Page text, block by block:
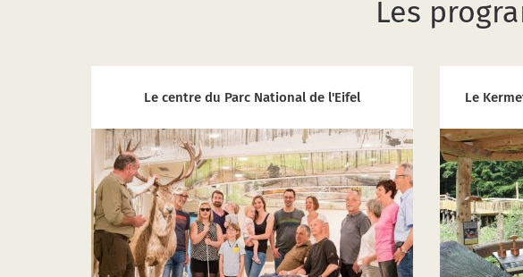
Les
Le centre du Parc National de l'Eifel Le